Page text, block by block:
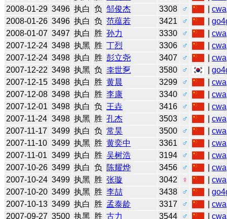
2008-01-29 3496 执白 负 邹俊杰 3308 ♂ |cwa
2008-01-26 3496 执白 负 范蕴若 3421 ♂ |
2008-01-07 3497 执白 胜 孙力 3330 ♂ |cwa
2007-12-24 3498 执黑 胜 丁烈 3306 ♂ |cwa
2007-12-24 3498 执白 胜 彭立尧 3407 ♂ |cwa
2007-12-22 3498 执黑 负 李世乭 3580 ♂ |
2007-12-15 3498 执白 胜 黄晨 3299 ♂ |cwa
2007-12-08 3498 执白 胜 李康 3340 ♂ |cwa
2007-12-01 3498 执白 负 王垚 3416 ♂ |cwa
2007-11-24 3498 执黑 胜 孔杰 3503 ♂ |cwa
2007-11-17 3499 执白 负 常昊 3500 ♂ |cwa
2007-11-10 3499 执黑 胜 黄奕中 3361 ♂ |cwa
2007-11-01 3499 执白 胜 吴树浩 3194 ♂ |cwa
2007-10-26 3499 执白 负 陈耀烨 3456 ♂ |cwa
2007-10-24 3499 执黑 胜 张璇 3042 ♀ |cwa
2007-10-20 3499 执黑 胜 李喆 3438 ♂ |
2007-10-13 3499 执白 胜 孟泰龄 3317 ♂ |cwa
2007-09-27 3500 执黑 胜 古力 3544 ♂ |cwa